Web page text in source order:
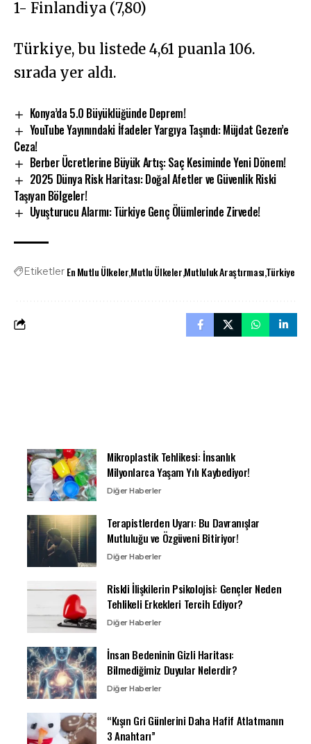
1- Finlandiya (7,80)
Türkiye, bu listede 4,61 puanla 106.
sırada yer aldı.
Konya’da 5.0 Büyüklüğünde Deprem!
YouTube Yayınındaki İfadeler Yargıya Taşındı: Müjdat Gezen’e
Ceza!
Berber Ücretlerine Büyük Artış: Saç Kesiminde Yeni Dönem!
2025 Dünya Risk Haritası: Doğal Afetler ve Güvenlik Riski
Taşıyan Bölgeler!
Uyuşturucu Alarmı: Türkiye Genç Ölümlerinde Zirvede!
Etiketler En Mutlu ÜlkelerMutlu ÜlkelerMutluluk AraştırmasıTürkiye
Mikroplastik Tehlikesi: İnsanlık
Milyonlarca Yaşam Yılı Kaybediyor!
Diğer Haberler
Terapistlerden Uyarı: Bu Davranışlar
Mutluluğu ve Özgüveni Bitiriyor!
Diğer Haberler
Riskli İlişkilerin Psikolojisi: Gençler Neden
Tehlikeli Erkekleri Tercih Ediyor?
Diğer Haberler
İnsan Bedeninin Gizli Haritası:
Bilmediğimiz Duyular Nelerdir?
Diğer Haberler
“Kışın Gri Günlerini Daha Hafif Atlatmanın
3 Anahtarı”